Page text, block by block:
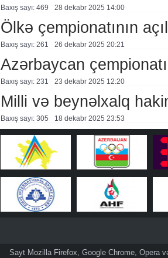
Baxış sayı: 469 28 dekabr 2025 14:00
Ölkə çempionatının
Baxış sayı: 261 26 dekabr 2025 20:21
Azərbaycan
Baxış sayı: 231 23 dekabr 2025 12:20
Milli və beynəlxalq
Baxış sayı: 305 18 dekabr 2025 23:53
Sayt Mozilla Firefox, Google Chrome, Opera